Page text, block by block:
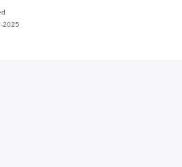
2025